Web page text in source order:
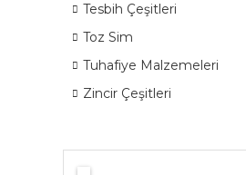
Tesbih Çeşitleri
Toz Sim
Tuhafiye Malzemeleri
Zincir Çeşitleri